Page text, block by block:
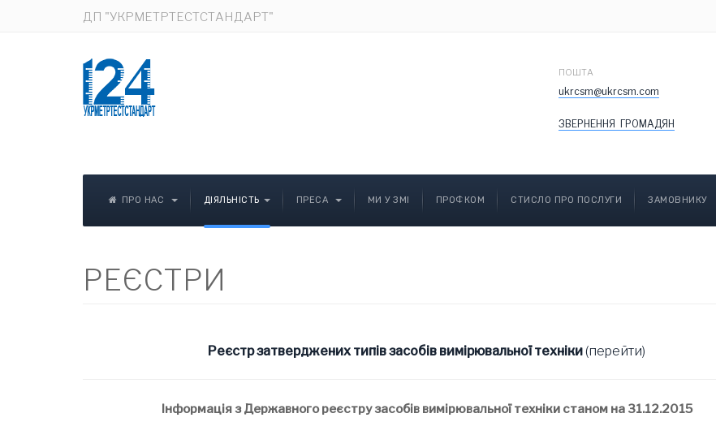
ДП "УКРМЕТРТЕСТСТАНДАРТ"
ПОШТА
ukrcsm@ukrcsm.com
ЗВЕРНЕННЯ ГРОМАДЯН
ПРО НАС ДІЯЛЬНІСТЬ ПРЕСА МИ У ЗМІ ПРОФКОМ СТИСЛО ПРО ПОСЛУГИ ЗАМОВНИКУ
РЕЄСТРИ
Реєстр затверджених типів засобів вимірювальної техніки(перейти)
Інформація з Державного реєстру засобів вимірювальної техніки станом на 31.12.2015